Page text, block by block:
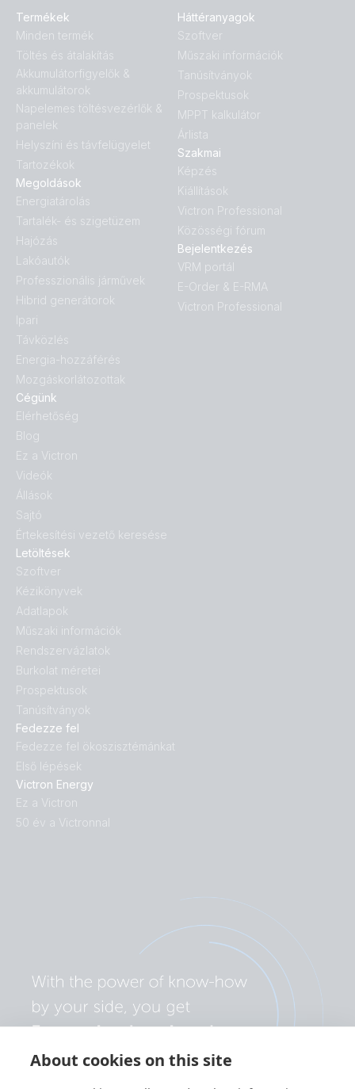
About cookies on this site
Termékek
Minden termék
Töltés és átalakítás
Akkumulátorfigyelők &
akkumulátorok
Napelemes töltésvezérlők &
panelek
Helyszíni és távfelügyelet
Tartozékok
Fedezze fel
Fedezze fel ökoszisztémánkat
Első lépések
Victron Energy
Ez a Victron
50 év a Victronnal
Letöltések
Szoftver
Kézikönyvek
Adatlapok
Műszaki információk
Rendszervázlatok
Burkolat méretei
Prospektusok
Tanúsítványok
Megoldások
Energiatárolás
Tartalék- és szigetüzem
Hajózás
Lakóautók
Professzionális járművek
Hibrid generátorok
Ipari
Távközlés
Energia-hozzáférés
Mozgáskorlátozottak
Cégünk
Elérhetőség
Blog
Ez a Victron
Videók
Állások
Sajtó
Értekesítési vezető keresése
Háttéranyagok
Szoftver
Műszaki információk
Tanúsítványok
Prospektusok
MPPT kalkulátor
Árlista
Szakmai
Képzés
Kiállítások
Victron Professional
Közösségi fórum
Bejelentkezés
VRM portál
E-Order & E-RMA
Victron Professional